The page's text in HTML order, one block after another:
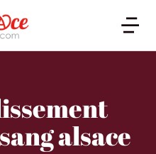
alsace